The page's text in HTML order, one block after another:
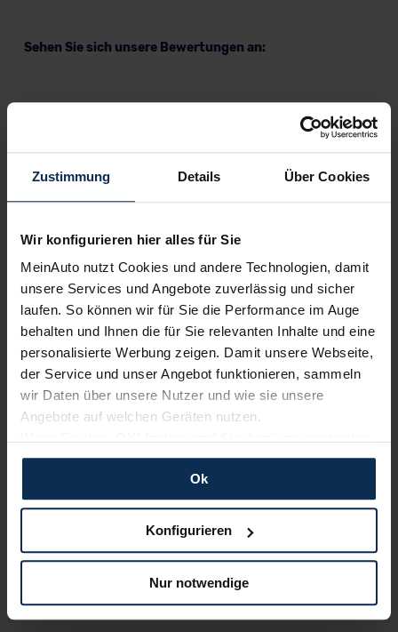
Zustimmung Details Über Cookies
Wir konfigurieren hier alles für Sie
MeinAuto nutzt Cookies und andere Technologien, damit
unsere Services und Angebote zuverlässig und sicher
laufen. So können wir für Sie die Performance im Auge
behalten und Ihnen die für Sie relevanten Inhalte und eine
personalisierte Werbung zeigen. Damit unsere Webseite,
der Service und unser Angebot funktionieren, sammeln
wir Daten über unsere Nutzer und wie sie unsere
Angebote auf welchen Geräten nutzen.
und erlauben uns Cookies für unseren Service zu
verwenden und diese Daten an Dritte weiterzugeben,
etwa an unsere Marketingpartner. Falls Sie dem nicht
zustimmen möchten, beschränken wir uns auf die
dann nicht auf Sie zuschneiden und Sie somit nicht
perfekt auf dem Weg zu Ihrem Neuwagen unterstützen.
Sie können die Einstellungen jederzeit anpassen oder
Ok
Konfigurieren
Nur notwendige
Sehen Sie sich unsere Bewertungen an:
KI-generiert
Maserati Grecale: I am a Barbie Car
Maserati trifft auf Mattel: Der italienische
Sportwagenhersteller und der US-amerikanische
Spielzeughersteller haben für den Maserati Grecale eine
außergewöhnlich Sonderedition entworfen: ein pinkes Barbie-